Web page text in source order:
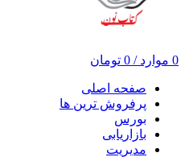
0 موارد /
0 تومان
صفحه اصلی
پرفروش ترین ها
بورس
بازاریابی
مدیریت